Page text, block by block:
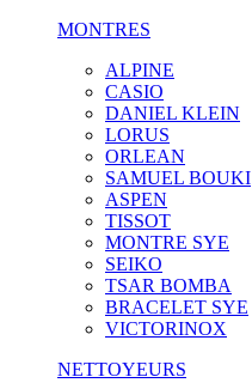
MONTRES
ALPINE
CASIO
DANIEL KLEIN
LORUS
ORLEAN
SAMUEL BOUKI
ASPEN
TISSOT
MONTRE SYE
SEIKO
TSAR BOMBA
BRACELET SYE
VICTORINOX
NETTOYEURS